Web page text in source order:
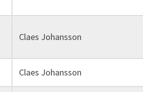
Claes Johansson
Claes Johansson